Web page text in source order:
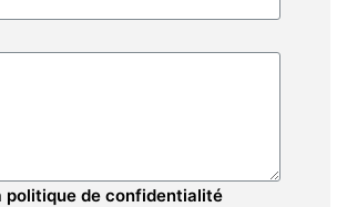
politique de confidentialité